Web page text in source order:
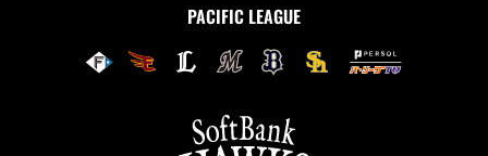
PACIFIC LEAGUE